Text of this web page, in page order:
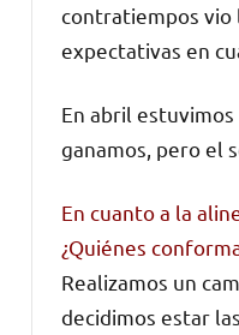
contratiempos vio
expectativas en
En abril
ganamos, pero el
En cuanto a la
¿Quiénes
Realizamos un
decidimos estar